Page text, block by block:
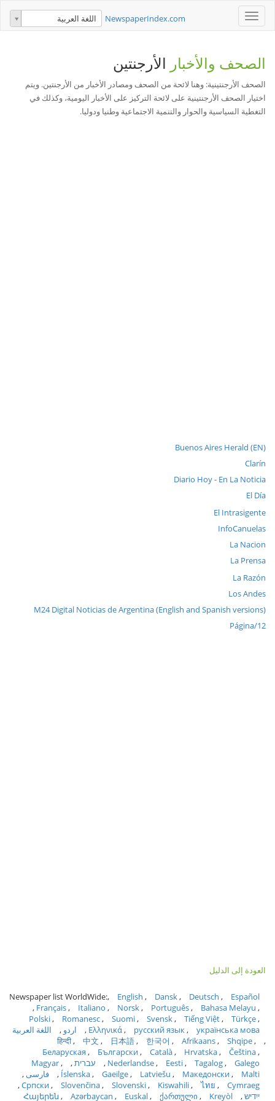
Toggle
navigation
NewspaperIndex.com اللغة العربية
الصحف والأخبار الأرجنتين
الصحف الأرجنتينية: وهنا لائحة من الصحف ومصادر الأخبار من الأرجنتين. ويتم
اختيار الصحف الأرجنتينية على لائحة التركيز على الأخبار اليومية، وكذلك في
التغطية السياسية والحوار والتنمية الاجتماعية وطنيا ودوليا.
Buenos Aires Herald (EN)
Clarín
Diario Hoy - En La Noticia
El Día
El Intrasigente
InfoCanuelas
La Nacion
La Prensa
La Razón
Los Andes
M24 Digital Noticias de Argentina (English and Spanish versions)
Página/12
العودة إلى الدليل
Newspaper list WorldWide: English Dansk Deutsch
Español
Français
Italiano Norsk Português
Bahasa Melayu
Polski
Romanesc Suomi Svensk Tiếng Việt
Türkçe
Ελληνικά
русский язык українська мова اردو
اللغة العربية
हिन्दी
中文 日本語 한국어 Afrikaans
Shqipe
Беларуская
Български Català Hrvatska
Čeština
Nederlandse
Eesti Tagalog Galego עברית
Magyar
Íslenska
Gaeilge Latviešu Македонски Malti
فارسی
Српски
Slovenčina Slovenski Kiswahili ไทย
Cymraeg
ייִדיש
Հայերեն Azərbaycan Euskal ქართული Kreyòl